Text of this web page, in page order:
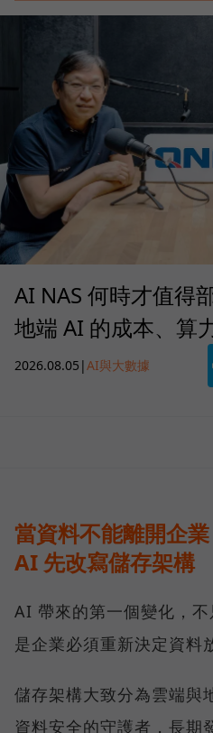
AI NAS 何時才值得
地端 AI 的成本、算
2026.08.05 |AI與大數據
當資料不能離開企
AI 先改寫儲存架構
AI 帶來的第一個變化，
是企業必須重新決定資料
儲存架構大致分為雲端與
資料安全的守護者，長期